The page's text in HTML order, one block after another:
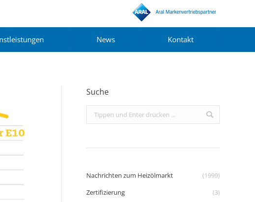
News Kontakt
Suche
Search:
Nachrichten zum Heizölmarkt
(1999)
Zertifizierung
(3)